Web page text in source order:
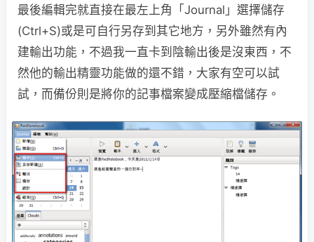
最後編輯完就直接在最左上角「Journal」選擇儲存
(Ctrl+S)或是可自行另存到其它地方，另外雖然有內
建輸出功能，不過我一直卡到陰輸出後是沒東西，不
然他的輸出精靈功能做的還不錯，大家有空可以試
試，而備份則是將你的記事檔案變成壓縮檔儲存。